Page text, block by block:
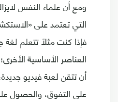
ومع أن علماء النفس
التي تعتمد على
فإذا كنت مثلًا تتعلم
العناصر الأساسية
أن تتقن لعبة فيديو
على التفوق، والحصول